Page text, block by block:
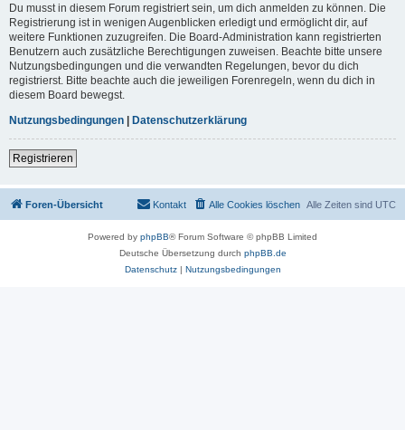
Du musst in diesem Forum registriert sein, um dich anmelden zu können. Die
Registrierung ist in wenigen Augenblicken erledigt und ermöglicht dir, auf
weitere Funktionen zuzugreifen. Die Board-Administration kann registrierten
Benutzern auch zusätzliche Berechtigungen zuweisen. Beachte bitte unsere
Nutzungsbedingungen und die verwandten Regelungen, bevor du dich
registrierst. Bitte beachte auch die jeweiligen Forenregeln, wenn du dich in
diesem Board bewegst.
Nutzungsbedingungen | Datenschutzerklärung
Registrieren
Foren-Übersicht Alle Zeiten sind UTC
Alle Cookies löschen
Kontakt
Powered by phpBB® Forum Software © phpBB Limited
Deutsche Übersetzung durch phpBB.de
Datenschutz| Nutzungsbedingungen